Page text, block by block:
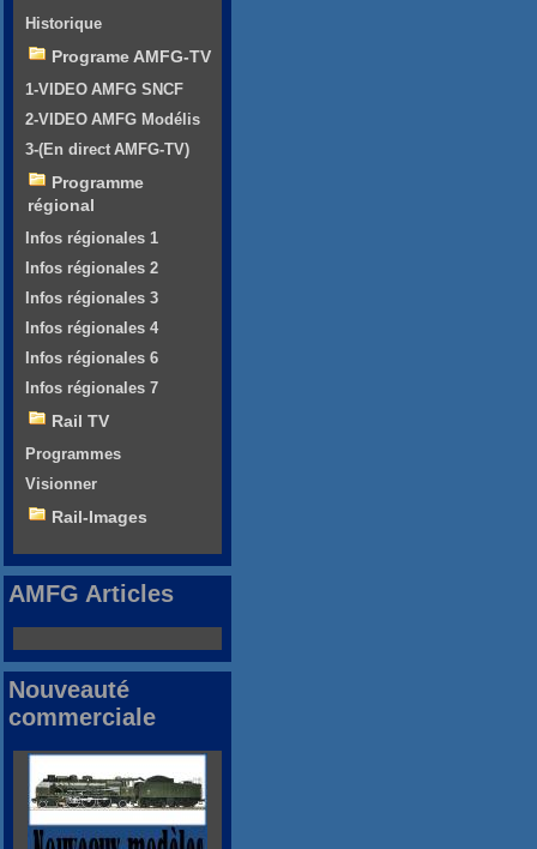
Historique
Programe AMFG-TV
1-VIDEO AMFG SNCF
2-VIDEO AMFG Modélis
3-(En direct AMFG-TV)
Programme
régional
Infos régionales 1
Infos régionales 2
Infos régionales 3
Infos régionales 4
Infos régionales 6
Infos régionales 7
Rail TV
Programmes
Visionner
Rail-Images
AMFG Articles
Nouveauté
commerciale